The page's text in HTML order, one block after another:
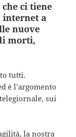
ci tiene
internet a
nuove
morti,
tutti.
è l’argomento
sui
la nostra